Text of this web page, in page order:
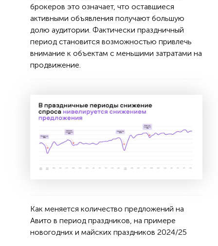
брокеров это означает, что оставшиеся
активными объявления получают большую
долю аудитории. Фактически праздничный
период становится возможностью привлечь
внимание к объектам с меньшими затратами на
продвижение.
Как меняется количество предложений на
Авито в период праздников, на примере
новогодних и майских праздников 2024/25